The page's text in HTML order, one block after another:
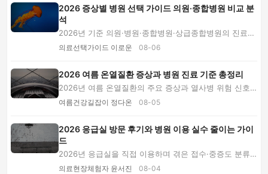
2026 증상별 병원 선택 가이드 의원·종합병원 비교 분
석
2026년 기준 의원·병원·종합병원·상급종합병원의 진료
범위와 비용 부담, 대기시간, 의뢰서 차이를 비교...
의료선택가이드 이로운 08-06
2026 여름 온열질환 증상과 병원 진료 기준 총정리
2026년 여름 온열질환의 주요 증상과 열사병 위험 신호,
응급실·외래진료 선택 기준을 안내합니다. 고령...
여름건강길잡이 정다온 08-05
2026 응급실 방문 후기와 병원 이용 실수 줄이는 가이
드
2026년 응급실을 직접 이용하며 겪은 접수·중증도 분류·
검사·비용·귀가 과정을 담았습니다. 준비물과 대...
의료현장체험자 윤서진 08-04